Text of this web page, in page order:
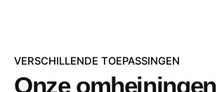
VERSCHILLENDE TOEPASSINGEN
Onze omheiningen